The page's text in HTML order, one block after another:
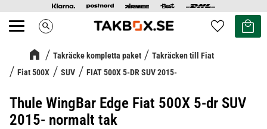
Meny search Favoriter
Kundvagn
Takräcke kompletta paket
Takräcken till Fiat
Fiat 500X
SUV FIAT 500X 5-DR SUV 2015-
Thule WingBar Edge Fiat 500X 5-dr SUV
2015- normalt tak